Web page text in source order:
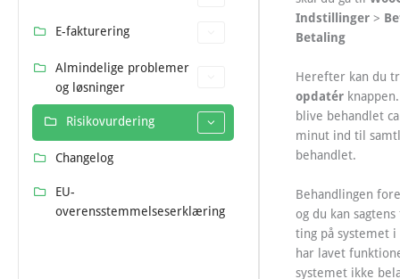
E-fakturering
Almindelige problemer
og løsninger
Risikovurdering
Changelog
EU-
overensstemmelseserklæring
Indstillinger >
Betaling
Herefter kan du
opdatér
blive behandlet
minut ind til
behandlet.
Behandlingen
og du kan
ting på systemet
har lavet
systemet ikke